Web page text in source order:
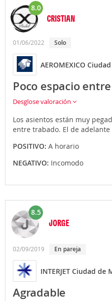
8.0
CRISTIAN
01/06/2022 solo
AEROMEXICO
Poco espacio
Desglose valoración
Los asientos están muy
entre trabado. El de
POSITIVO: A horario
NEGATIVO: Incomodo
8.5
JORGE
02/09/2019 en pareja
INTERJET Ciudad de
Agradable